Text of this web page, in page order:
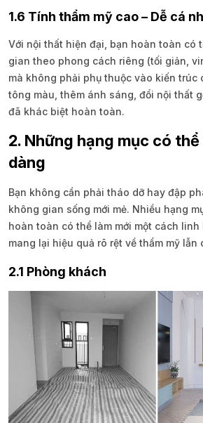
1.6 Tính thẩm mỹ cao – Dễ cá
Với nội thất hiện đại, bạn hoàn toàn có
gian theo phong cách riêng (tối giản,
mà không phải phụ thuộc vào kiến trúc
tông màu, thêm ánh sáng, đổi nội thất
đã khác biệt hoàn toàn.
2. Những hạng mục có
dàng
Bạn không cần phải tháo dỡ hay đập
không gian sống mới mẻ. Nhiều hạng
hoàn toàn có thể làm mới một cách linh
mang lại hiệu quả rõ rệt về thẩm mỹ lẫn
2.1 Phòng khách